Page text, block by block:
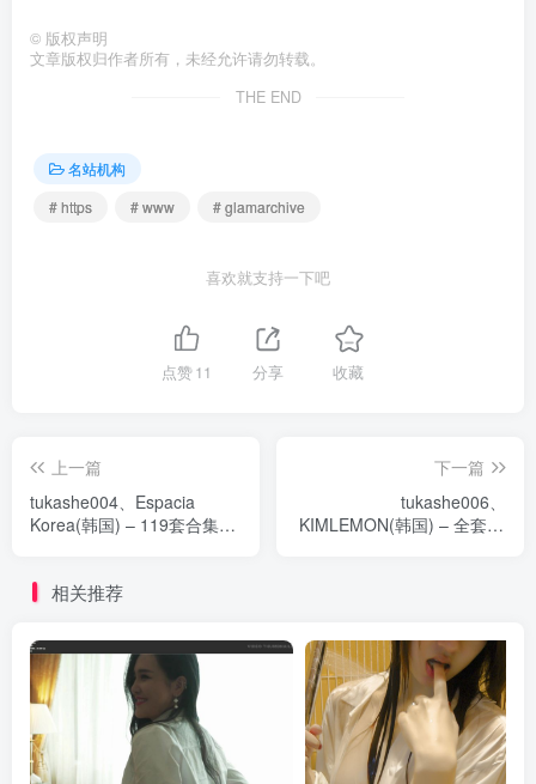
© 版权声明
文章版权归作者所有，未经允许请勿转载。
THE END
名站机构
# https
# www # glamarchive
喜欢就支持一下吧
点赞11 分享 收藏
上一篇
tukashe004、Espacia
Korea(韩国) – 119套合集
下一篇
tukashe006、
KIMLEMON(韩国) – 全套99
相关推荐